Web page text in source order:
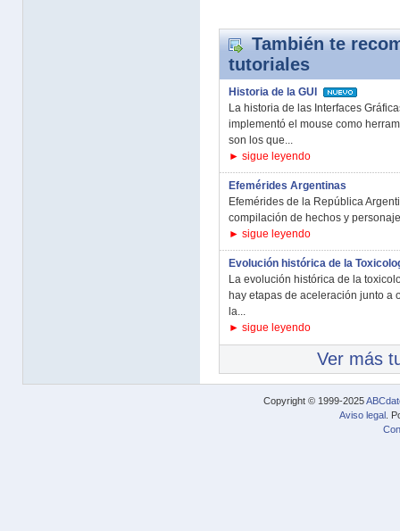
También te
tutoriales
Historia de la GUI
La historia de las Interfaces
implementó el mouse como
son los que...
► sigue leyendo
Efemérides Argentinas
Efemérides de la República
compilación de hechos y
► sigue leyendo
Evolución histórica de la
La evolución histórica de la
hay etapas de aceleración junto a
la...
► sigue leyendo
Ver más
Copyright © 1999-2025
Aviso legal .